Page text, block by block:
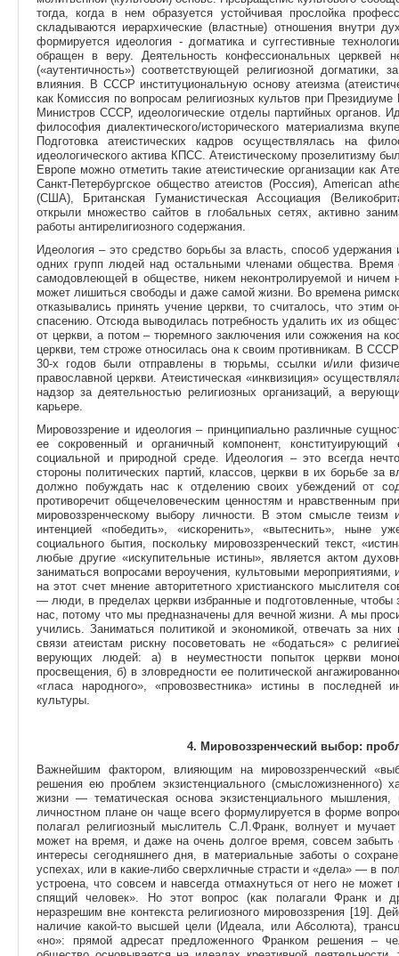
тогда, когда в нем образуется устойчивая прослойка
складываются иерархические (властные) отношения внутри
формируется идеология - догматика и суггестивные
обращен в веру. Деятельность конфессиональных церквей
(«аутентичность») соответствующей религиозной догматики,
влияния. В СССР институциональную основу атеизма
как Комиссия по вопросам религиозных культов при
Министров СССР, идеологические отделы партийных органов.
философия диалектического/исторического материализма
Подготовка атеистических кадров осуществлялась на
идеологического актива КПСС. Атеистическому прозелитизму
Европе можно отметить такие атеистические организации как
Санкт-Петербургское общество атеистов (Россия), American
(США), Британская Гуманистическая Ассоциация
открыли множество сайтов в глобальных сетях, активно
работы антирелигиозного содержания.
Идеология – это средство борьбы за власть, способ удержания
одних групп людей над остальными членами общества. Время
самодовлеющей в обществе, никем неконтролируемой и ничем
может лишиться свободы и даже самой жизни. Во времена
отказывались принять учение церкви, то считалось, что этим
спасению. Отсюда выводилась потребность удалить их из
от церкви, а потом – тюремного заключения или сожжения на
церкви, тем строже относилась она к своим противникам. В
30-х годов были отправлены в тюрьмы, ссылки и/или
православной церкви. Атеистическая «инквизиция»
надзор за деятельностью религиозных организаций, а
карьере.
Мировоззрение и идеология – принципиально различные
ее сокровенный и органичный компонент,
социальной и природной среде. Идеология – это всегда
стороны политических партий, классов, церкви в их борьбе за
должно побуждать нас к отделению своих убеждений от
противоречит общечеловеческим ценностям и нравственным
мировоззренческому выбору личности. В этом смысле теизм
интенцией «победить», «искоренить», «вытеснить», ныне
социального бытия, поскольку мировоззренческий текст,
любые другие «искупительные истины», является актом
заниматься вопросами вероучения, культовыми
на этот счет мнение авторитетного христианского мыслителя
— люди, в пределах церкви избранные и подготовленные,
нас, потому что мы предназначены для вечной жизни. А мы
учились. Заниматься политикой и экономикой, отвечать за
связи атеистам рискну посоветовать не «бодаться» с
верующих людей: а) в неуместности попыток церкви
просвещения, б) в зловредности ее политической
«гласа народного», «провозвестника» истины в последней
культуры.
4. Мировоззренческий выбор:
Важнейшим фактором, влияющим на мировоззренческий
решения ею проблем экзистенциального (смысложизненного)
жизни — тематическая основа экзистенциального
личностном плане он чаще всего формулируется в форме
полагал религиозный мыслитель С.Л.Франк, волнует и
может на время, и даже на очень долгое время, совсем забыть
интересы сегодняшнего дня, в материальные заботы о
успехах, или в какие-либо сверхличные страсти и «дела» — в
устроена, что совсем и навсегда отмахнуться от него не
спящий человек». Но этот вопрос (как полагали Франк и
неразрешим вне контекста религиозного мировоззрения [19].
наличие какой-то высшей цели (Идеала, или Абсолюта),
«но»: прямой адресат предложенного Франком решения –